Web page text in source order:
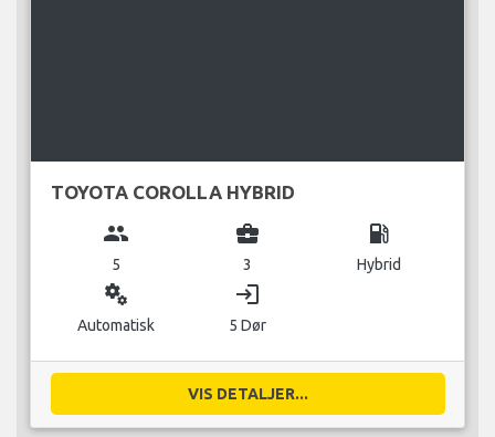
TOYOTA COROLLA HYBRID
group
5
business_center
3
local_gas_station
Hybrid
miscellaneous_services
Automatisk
login
5 Dør
VIS DETALJER...